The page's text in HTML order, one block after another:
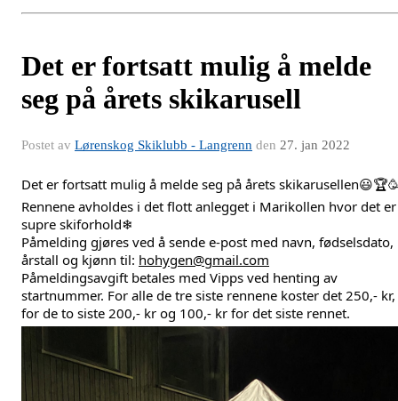
Det er fortsatt mulig å melde
seg på årets skikarusell
Postet av Lørenskog Skiklubb - Langrenn den 27. jan 2022
Det er fortsatt mulig å melde seg på årets
Rennene avholdes i det flott anlegget i Marikollen hvor det er
supre skiforhold❄
Påmelding gjøres ved å sende e-post med navn, fødselsdato,
årstall og kjønn til: hohygen@gmail.com
Påmeldingsavgift betales med Vipps ved henting av
startnummer. For alle de tre siste rennene koster det 250,- kr,
for de to siste 200,- kr og 100,- kr for det siste rennet.